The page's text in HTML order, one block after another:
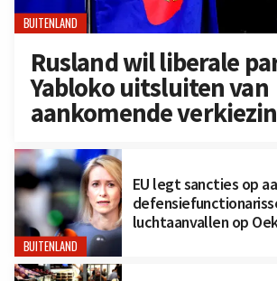
BUITENLAND
Rusland wil liberale
Yabloko uitsluiten van
aankomende
BUITENLAND
EU legt sancties op
luchtaanvallen op